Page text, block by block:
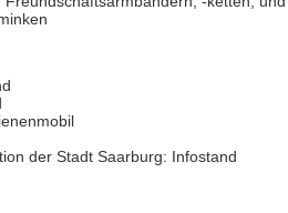
der Stadt Saarburg: Infostand